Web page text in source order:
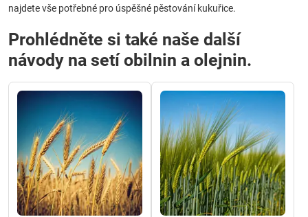
najdete vše potřebné pro úspěšné pěstování kukuřice.
Prohlédněte si také naše další
návody na setí obilnin a olejnin.